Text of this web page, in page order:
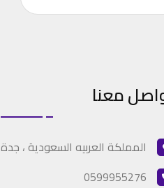
معنا
المملكة العربيه السعودية ، جدة
0599955276